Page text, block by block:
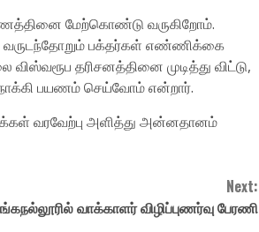
பயணத்தினை மேற்கொண்டு வருகிறோம்.
வருடந்தோறும் பக்தர்கள் எண்ணிக்கை
தரிசனத்தினை முடித்து விட்டு,
பயணம் செய்வோம் என்றார்.
வரவேற்பு அளித்து அன்னதானம்
Next:
வாக்காளர் விழிப்புணர்வு பேரணி